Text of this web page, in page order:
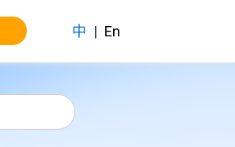
中 | En